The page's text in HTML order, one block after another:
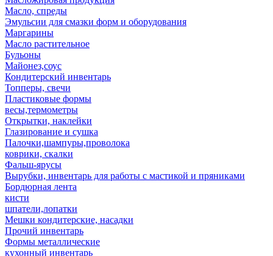
Масло, спреды
Эмульсии для смазки форм и оборудования
Маргарины
Масло растительное
Бульоны
Майонез,соус
Кондитерский инвентарь
Топперы, свечи
Пластиковые формы
весы,термометры
Открытки, наклейки
Глазирование и сушка
Палочки,шампуры,проволока
коврики, скалки
Фальш-ярусы
Вырубки, инвентарь для работы с мастикой и пряниками
Бордюрная лента
кисти
шпатели,лопатки
Мешки кондитерские, насадки
Прочий инвентарь
Формы металлические
кухонный инвентарь